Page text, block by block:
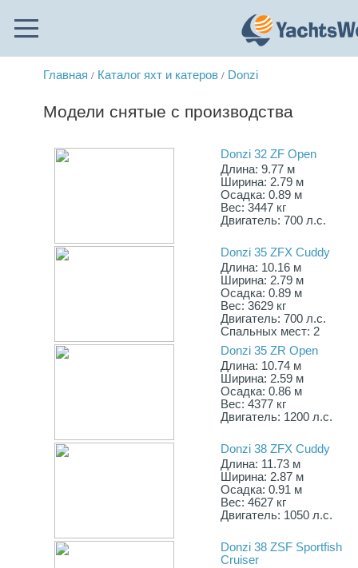
Главная / Каталог яхт и катеров / Donzi
Модели снятые с производства
Donzi 32 ZF Open
Длина: 9.77 м
Ширина: 2.79 м
Осадка: 0.89 м
Вес: 3447 кг
Двигатель: 700 л.с.
Donzi 35 ZFX Cuddy
Длина: 10.16 м
Ширина: 2.79 м
Осадка: 0.89 м
Вес: 3629 кг
Двигатель: 700 л.с.
Спальных мест: 2
Donzi 35 ZR Open
Длина: 10.74 м
Ширина: 2.59 м
Осадка: 0.86 м
Вес: 4377 кг
Двигатель: 1200 л.с.
Donzi 38 ZFX Cuddy
Длина: 11.73 м
Ширина: 2.87 м
Осадка: 0.91 м
Вес: 4627 кг
Двигатель: 1050 л.с.
Donzi 38 ZSF Sportfish
Cruiser